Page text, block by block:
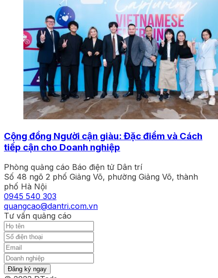
Cộng đồng Người cận giàu: Đặc điểm và Cách
tiếp cận cho Doanh nghiệp
Phòng quảng cáo Báo điện tử Dân trí
Số 48 ngõ 2 phố Giảng Võ, phường Giảng Võ, thành
phố Hà Nội
0945 540 303
quangcao@dantri.com.vn
Tư vấn quảng cáo
Đăng ký ngay